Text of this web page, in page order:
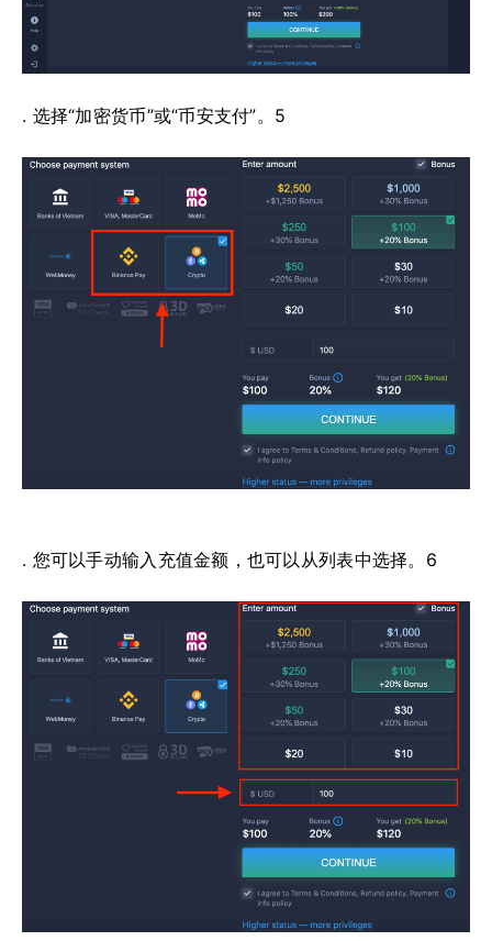
. 选择“加密货币”或“币安支付”。5
. 您可以手动输入充值金额，也可以从列表中选择。6